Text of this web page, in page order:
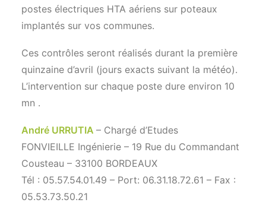
postes électriques HTA aériens sur poteaux
implantés sur vos communes.
Ces contrôles seront réalisés durant la première
quinzaine d’avril (jours exacts suivant la météo).
L’intervention sur chaque poste dure environ 10
mn .
André URRUTIA – Chargé d’Etudes
FONVIEILLE Ingénierie – 19 Rue du Commandant
Cousteau – 33100 BORDEAUX
Tél : 05.57.54.01.49 – Port: 06.31.18.72.61 – Fax :
05.53.73.50.21